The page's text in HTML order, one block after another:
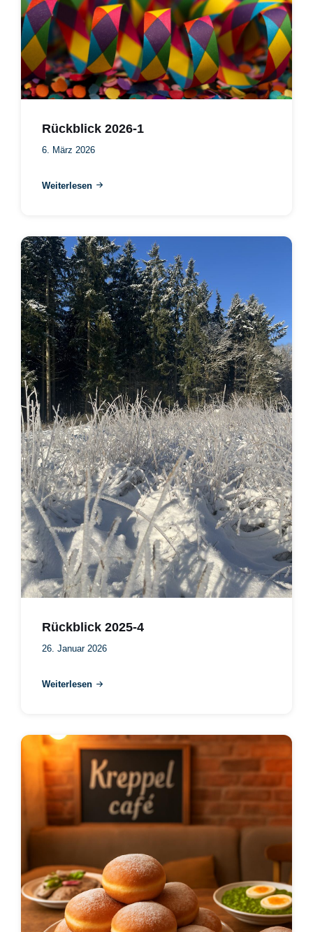
Rückblick 2026-1
6. März 2026
Weiterlesen
Rückblick 2025-4
26. Januar 2026
Weiterlesen